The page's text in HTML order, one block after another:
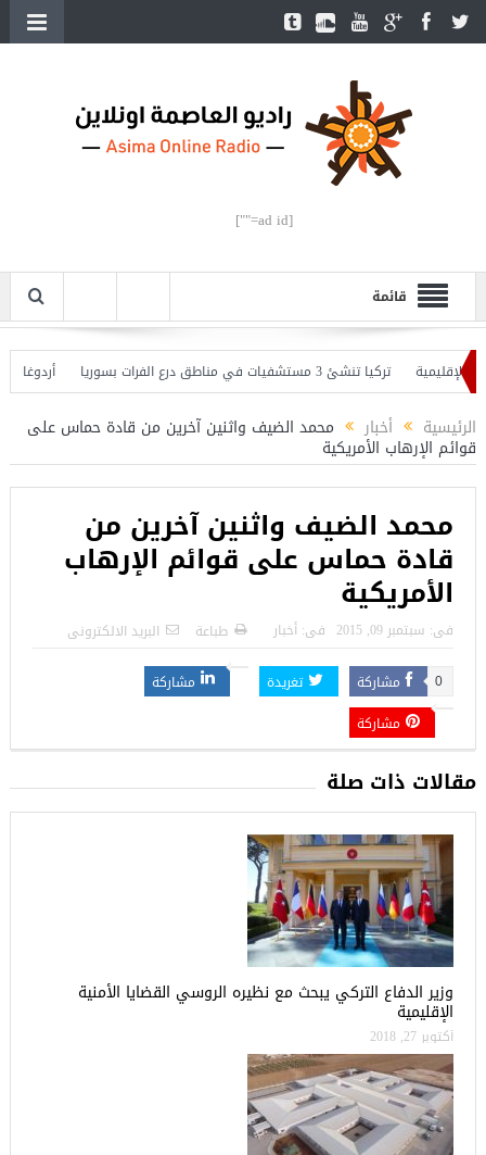
[ad id=""]
قائمة
تركيا تنشئ 3 مستشفيات في مناطق درع الفرات بسوريا
أردوغان
الرئيسية أخبار محمد الضيف واثنين آخرين من قادة حماس على
قوائم الإرهاب الأمريكية
محمد الضيف واثنين آخرين من
قادة حماس على قوائم الإرهاب
الأمريكية
فى: سبتمبر 09, 2015 فى: أخبار طباعة البريد الالكترونى
مشاركة 0 تغريدة
مشاركة
مشاركة
مقالات ذات صلة
وزير الدفاع التركي يبحث مع نظيره الروسي القضايا الأمنية
الإقليمية
أكتوبر 27, 2018